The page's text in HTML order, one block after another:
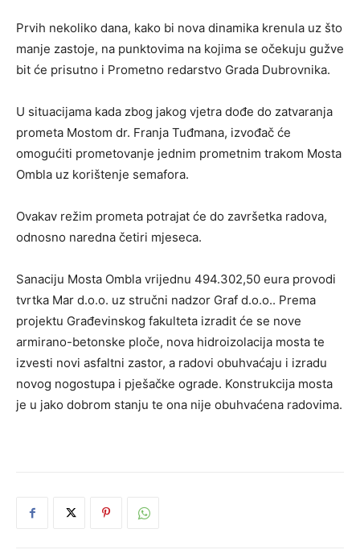
Prvih nekoliko dana, kako bi nova dinamika krenula uz što
manje zastoje, na punktovima na kojima se očekuju gužve
bit će prisutno i Prometno redarstvo Grada Dubrovnika.
U situacijama kada zbog jakog vjetra dođe do zatvaranja
prometa Mostom dr. Franja Tuđmana, izvođač će
omogućiti prometovanje jednim prometnim trakom Mosta
Ombla uz korištenje semafora.
Ovakav režim prometa potrajat će do završetka radova,
odnosno naredna četiri mjeseca.
Sanaciju Mosta Ombla vrijednu 494.302,50 eura provodi
tvrtka Mar d.o.o. uz stručni nadzor Graf d.o.o.. Prema
projektu Građevinskog fakulteta izradit će se nove
armirano-betonske ploče, nova hidroizolacija mosta te
izvesti novi asfaltni zastor, a radovi obuhvaćaju i izradu
novog nogostupa i pješačke ograde. Konstrukcija mosta
je u jako dobrom stanju te ona nije obuhvaćena radovima.